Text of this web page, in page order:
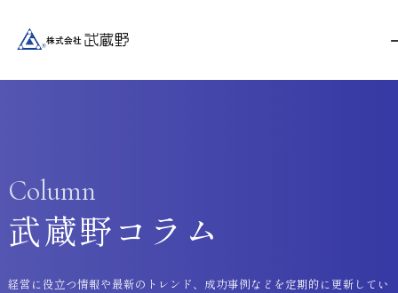
Column
武蔵野コラム
経営に役立つ情報や最新のトレンド、成功事例などを定期的に更新してい